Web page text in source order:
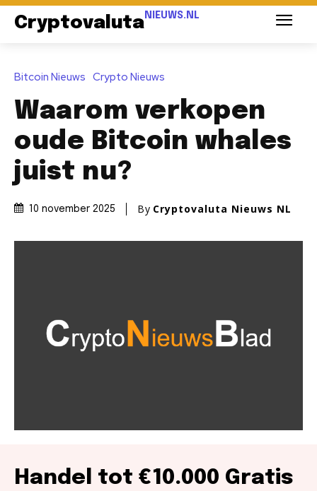
Cryptovaluta NIEUWS.NL
Bitcoin Nieuws Crypto Nieuws
Waarom verkopen
oude Bitcoin whales
juist nu?
10 november 2025 By Cryptovaluta Nieuws NL
Handel tot €10.000 Gratis